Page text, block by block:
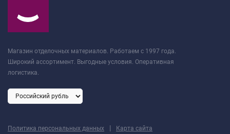
Магазин отделочных материалов. Работаем с 1997 года.
Широкий ассортимент. Выгодные условия. Оперативная
логистика.
Политика персональных данных | Карта сайта